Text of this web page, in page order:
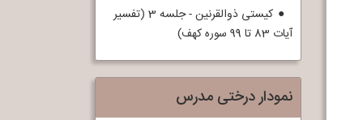
کیستی ذوالقرنین - جلسه 3 (تفسیر
آیات 83 تا 99 سوره کهف)
نمودار درختی مدرس